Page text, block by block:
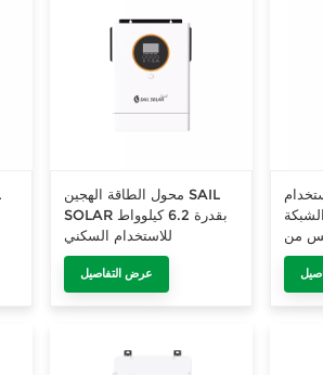
محول الطاقة الهجين SAIL
SOLAR بقدرة 6.2 كيلوواط
للاستخدام السكني
عرض التفاصيل
من